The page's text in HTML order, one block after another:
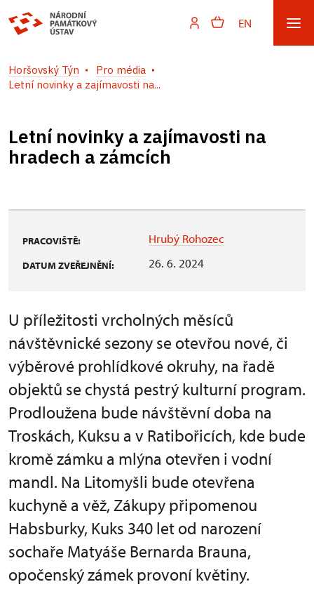
EN
Horšovský Týn
Pro média
Letní novinky a zajímavosti na...
Letní novinky a zajímavosti na
hradech a zámcích
PRACOVIŠTĚ: Hrubý Rohozec
DATUM ZVEŘEJNĚNÍ: 26. 6. 2024
U příležitosti vrcholných měsíců
návštěvnické sezony se otevřou nové, či
výběrové prohlídkové okruhy, na řadě
objektů se chystá pestrý kulturní program.
Prodloužena bude návštěvní doba na
Troskách, Kuksu a v Ratibořicích, kde bude
kromě zámku a mlýna otevřen i vodní
mandl. Na Litomyšli bude otevřena
kuchyně a věž, Zákupy připomenou
Habsburky, Kuks 340 let od narození
sochaře Matyáše Bernarda Brauna,
opočenský zámek provoní květiny.